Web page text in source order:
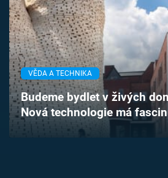
Pořady
TV Program
Časopis
Sledujte prima+
VĚDA A TECHNIKA
Budeme bydlet v živých
Nová technologie má